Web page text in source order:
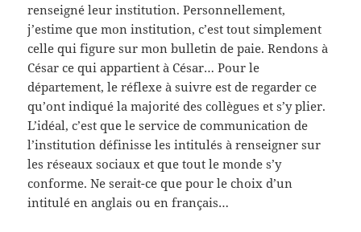
renseigné leur institution. Personnellement,
j’estime que mon institution, c’est tout simplement
celle qui figure sur mon bulletin de paie. Rendons à
César ce qui appartient à César… Pour le
département, le réflexe à suivre est de regarder ce
qu’ont indiqué la majorité des collègues et s’y plier.
L’idéal, c’est que le service de communication de
l’institution définisse les intitulés à renseigner sur
les réseaux sociaux et que tout le monde s’y
conforme. Ne serait-ce que pour le choix d’un
intitulé en anglais ou en français…